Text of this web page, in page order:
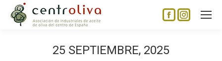
Facebook
opens
Instagram
25 SEPTIEMBRE, 2025